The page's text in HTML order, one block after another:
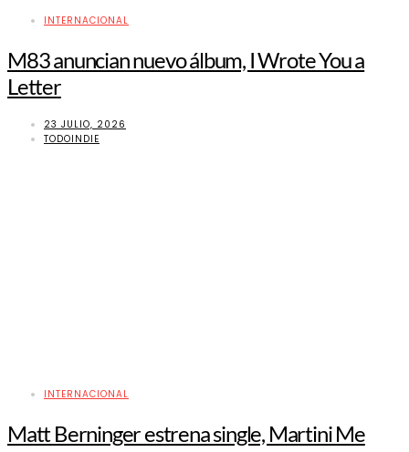
INTERNACIONAL
M83 anuncian nuevo álbum, I Wrote You a
Letter
23 JULIO, 2026
TODOINDIE
INTERNACIONAL
Matt Berninger estrena single, Martini Me